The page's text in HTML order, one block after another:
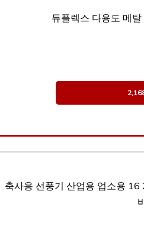
듀플렉스 다용도 메
축사용 선풍기 산업용 업소용